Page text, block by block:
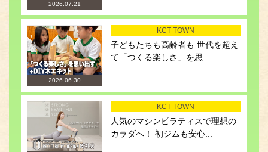
2026.07.21
2026.06.30
KCT TOWN
子どもたちも高齢者も 世代を超え
て「つくる楽しさ」を思...
KCT TOWN
人気のマシンピラティスで理想の
カラダへ！ 初ジムも安心...